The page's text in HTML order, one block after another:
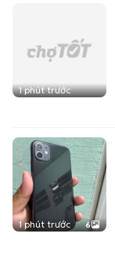
1 phút trước
1 phút trước 6